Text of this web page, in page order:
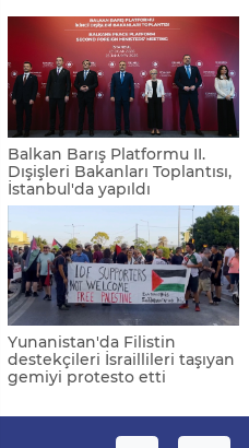
Balkan Barış Platformu II.
Dışişleri Bakanları Toplantısı,
İstanbul'da yapıldı
Yunanistan'da Filistin
destekçileri İsraillileri taşıyan
gemiyi protesto etti